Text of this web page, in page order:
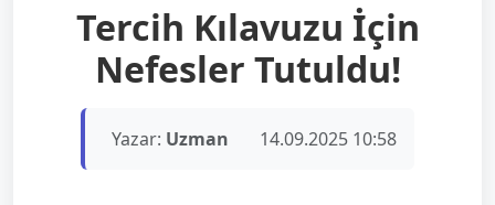
Tercih Kılavuzu İçin
Nefesler Tutuldu!
Yazar: Uzman 14.09.2025 10:58